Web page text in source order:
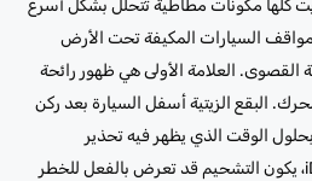
كلها مكونات مطاطية تتحلل بشكل أسرع
السيارات المكيفة تحت الأرض
العلامة الأولى هي ظهور رائحة
البقع الزيتية أسفل السيارة بعد ركن
بحلول الوقت الذي يظهر فيه تحذير
انخفاض الزيت على نظام iDrive، يكون التشحيم قد تعرض بالفعل للخطر